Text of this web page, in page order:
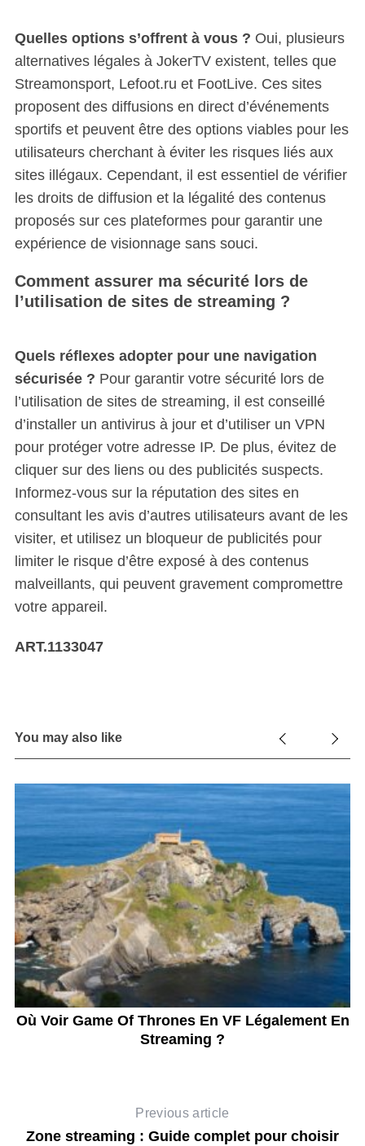
Quelles options s’offrent à vous ? Oui, plusieurs
alternatives légales à JokerTV existent, telles que
Streamonsport, Lefoot.ru et FootLive. Ces sites
proposent des diffusions en direct d’événements
sportifs et peuvent être des options viables pour les
utilisateurs cherchant à éviter les risques liés aux
sites illégaux. Cependant, il est essentiel de vérifier
les droits de diffusion et la légalité des contenus
proposés sur ces plateformes pour garantir une
expérience de visionnage sans souci.
Comment assurer ma sécurité lors de
l’utilisation de sites de streaming ?
Quels réflexes adopter pour une navigation
sécurisée ? Pour garantir votre sécurité lors de
l’utilisation de sites de streaming, il est conseillé
d’installer un antivirus à jour et d’utiliser un VPN
pour protéger votre adresse IP. De plus, évitez de
cliquer sur des liens ou des publicités suspects.
Informez-vous sur la réputation des sites en
consultant les avis d’autres utilisateurs avant de les
visiter, et utilisez un bloqueur de publicités pour
limiter le risque d’être exposé à des contenus
malveillants, qui peuvent gravement compromettre
votre appareil.
ART.1133047
You may also like
Où Voir Game Of Thrones En VF Légalement En
Streaming ?
Previous article
Zone streaming : Guide complet pour choisir